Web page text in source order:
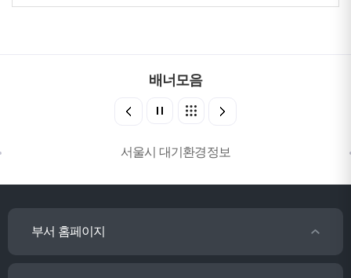
배너모음
서울시 대기환경정보
부서 홈페이지